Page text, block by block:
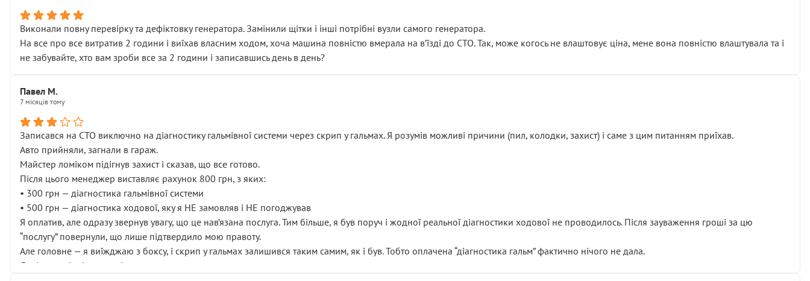
Виконали повну перевірку та дефіктовку генератора. Замінили щітки і інші потрібні вузли самого генератора.
На все про все витратив 2 години і виїхав власним ходом, хоча машина повністю вмерала на вʼїзді до СТО. Так, може когось не влаштовує ціна, мене вона повністю влаштувала та і
не забувайте, хто вам зроби все за 2 години і записавшись день в день?
Павел М.
7 місяців тому
Записався на СТО виключно на діагностику гальмівної системи через скрип у гальмах. Я розумів можливі причини (пил, колодки, захист) і саме з цим питанням приїхав.
Авто прийняли, загнали в гараж.
Майстер ломіком підігнув захист і сказав, що все готово.
Після цього менеджер виставляє рахунок 800 грн, з яких:
• 300 грн — діагностика гальмівної системи
• 500 грн — діагностика ходової, яку я НЕ замовляв і НЕ погоджував
Я оплатив, але одразу звернув увагу, що це нав’язана послуга. Тим більше, я був поруч і жодної реальної діагностики ходової не проводилось. Після зауваження гроші за цю
“послугу” повернули, що лише підтвердило мою правоту.
Але головне — я виїжджаю з боксу, і скрип у гальмах залишився таким самим, як і був. Тобто оплачена “діагностика гальм” фактично нічого не дала.
Далі ситуація тільки погіршилась: